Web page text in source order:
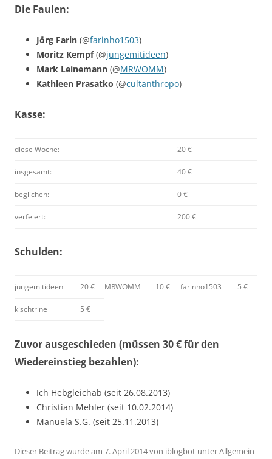
Die Faulen:
Jörg Farin (@farinho1503)
Moritz Kempf(@jungemitideen)
Mark Leinemann (@MRWOMM)
Kathleen Prasatko (@cultanthropo)
Kasse:
diese Woche: 20 €
insgesamt: 40 €
beglichen: 0 €
verfeiert: 200 €
Schulden:
jungemitideen 20 € MRWOMM 10 € farinho1503 5 €
kischtrine 5 €
Zuvor ausgeschieden (müssen 30 € für den
Wiedereinstieg bezahlen):
Ich Hebgleichab (seit 26.08.2013)
Christian Mehler (seit 10.02.2014)
Manuela S.G. (seit 25.11.2013)
Dieser Beitrag wurde am 7. April 2014von iblogbot unterAllgemein